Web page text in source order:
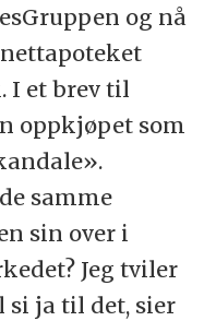
og nå
I et brev til
oppkjøpet som
samme
sin over i
Jeg tviler
si ja til det, sier